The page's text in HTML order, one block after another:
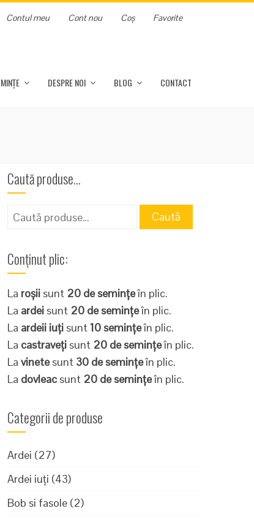
Favorite
Coș
Cont nou
Contul meu
DESPRE NOI BLOG CONTACT
Caută produse…
Caută
Caută
Conținut plic:
La roșii sunt 20 de semințeîn plic.
La ardei sunt 20 de semințeîn plic.
La ardeii iuți sunt10 semințeîn plic.
La castraveți sunt 20 de semințeîn plic.
Lavinetesunt 30 de semințeîn plic.
La dovleac sunt 20 de semințeîn plic.
Categorii de produse
Ardei (27)
Ardei iuți (43)
Bob si fasole (2)